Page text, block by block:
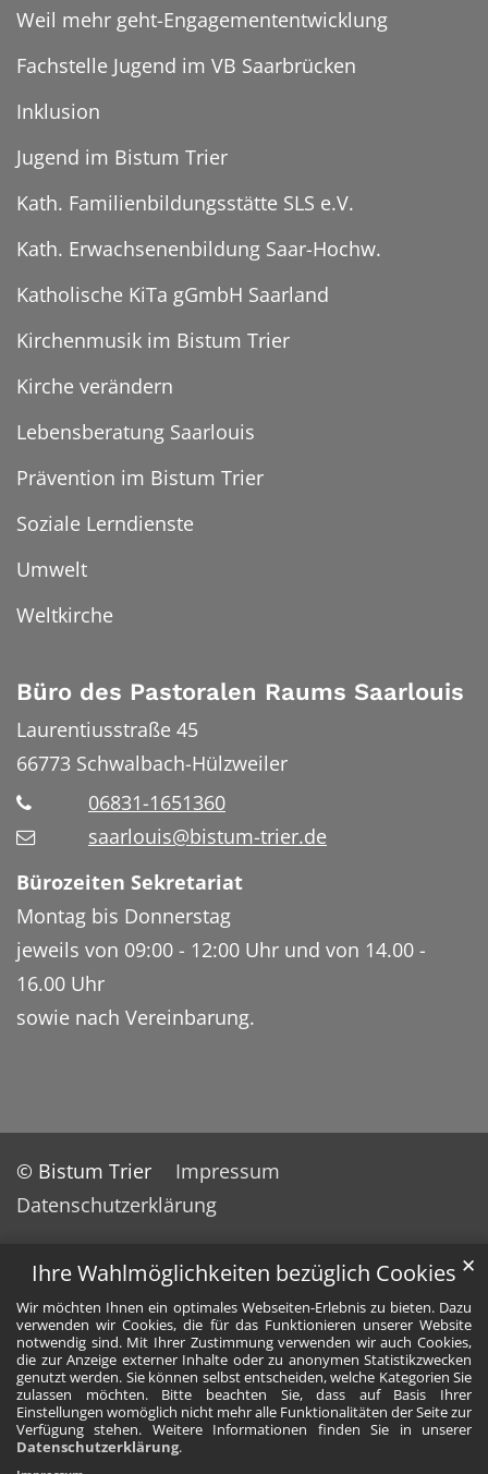
Ihre Wahlmöglichkeiten bezüglich Cookies
Wir möchten Ihnen ein optimales Webseiten-Erlebnis zu bieten. Dazu
verwenden wir Cookies, die für das Funktionieren unserer Website
notwendig sind. Mit Ihrer Zustimmung verwenden wir auch Cookies,
die zur Anzeige externer Inhalte oder zu anonymen Statistikzwecken
genutzt werden. Sie können selbst entscheiden, welche Kategorien Sie
zulassen möchten. Bitte beachten Sie, dass auf Basis Ihrer
Einstellungen womöglich nicht mehr alle Funktionalitäten der Seite zur
Verfügung stehen. Weitere Informationen finden Sie in unserer
Datenschutzerklärung.
✕
Weil mehr geht-Engagemententwicklung
Fachstelle Jugend im VB Saarbrücken
Inklusion
Jugend im Bistum Trier
Kath. Familienbildungsstätte SLS e.V.
Kath. Erwachsenenbildung Saar-Hochw.
Katholische KiTa gGmbH Saarland
Kirchenmusik im Bistum Trier
Kirche verändern
Lebensberatung Saarlouis
Prävention im Bistum Trier
Soziale Lerndienste
Umwelt
Weltkirche
Büro des Pastoralen Raums Saarlouis
Laurentiusstraße 45
66773 Schwalbach-Hülzweiler
06831-1651360
saarlouis@bistum-trier.de
Bürozeiten Sekretariat
Montag bis Donnerstag
jeweils von 09:00 - 12:00 Uhr und von 14.00 -
16.00 Uhr
sowie nach Vereinbarung.
© Bistum Trier
Impressum
Datenschutzerklärung